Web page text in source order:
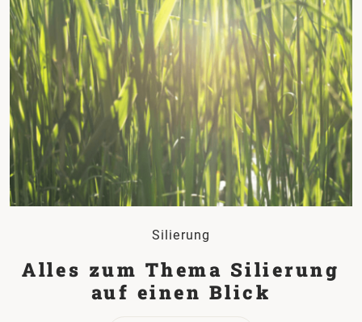
Silierung
Alles zum Thema Silierung
auf einen Blick